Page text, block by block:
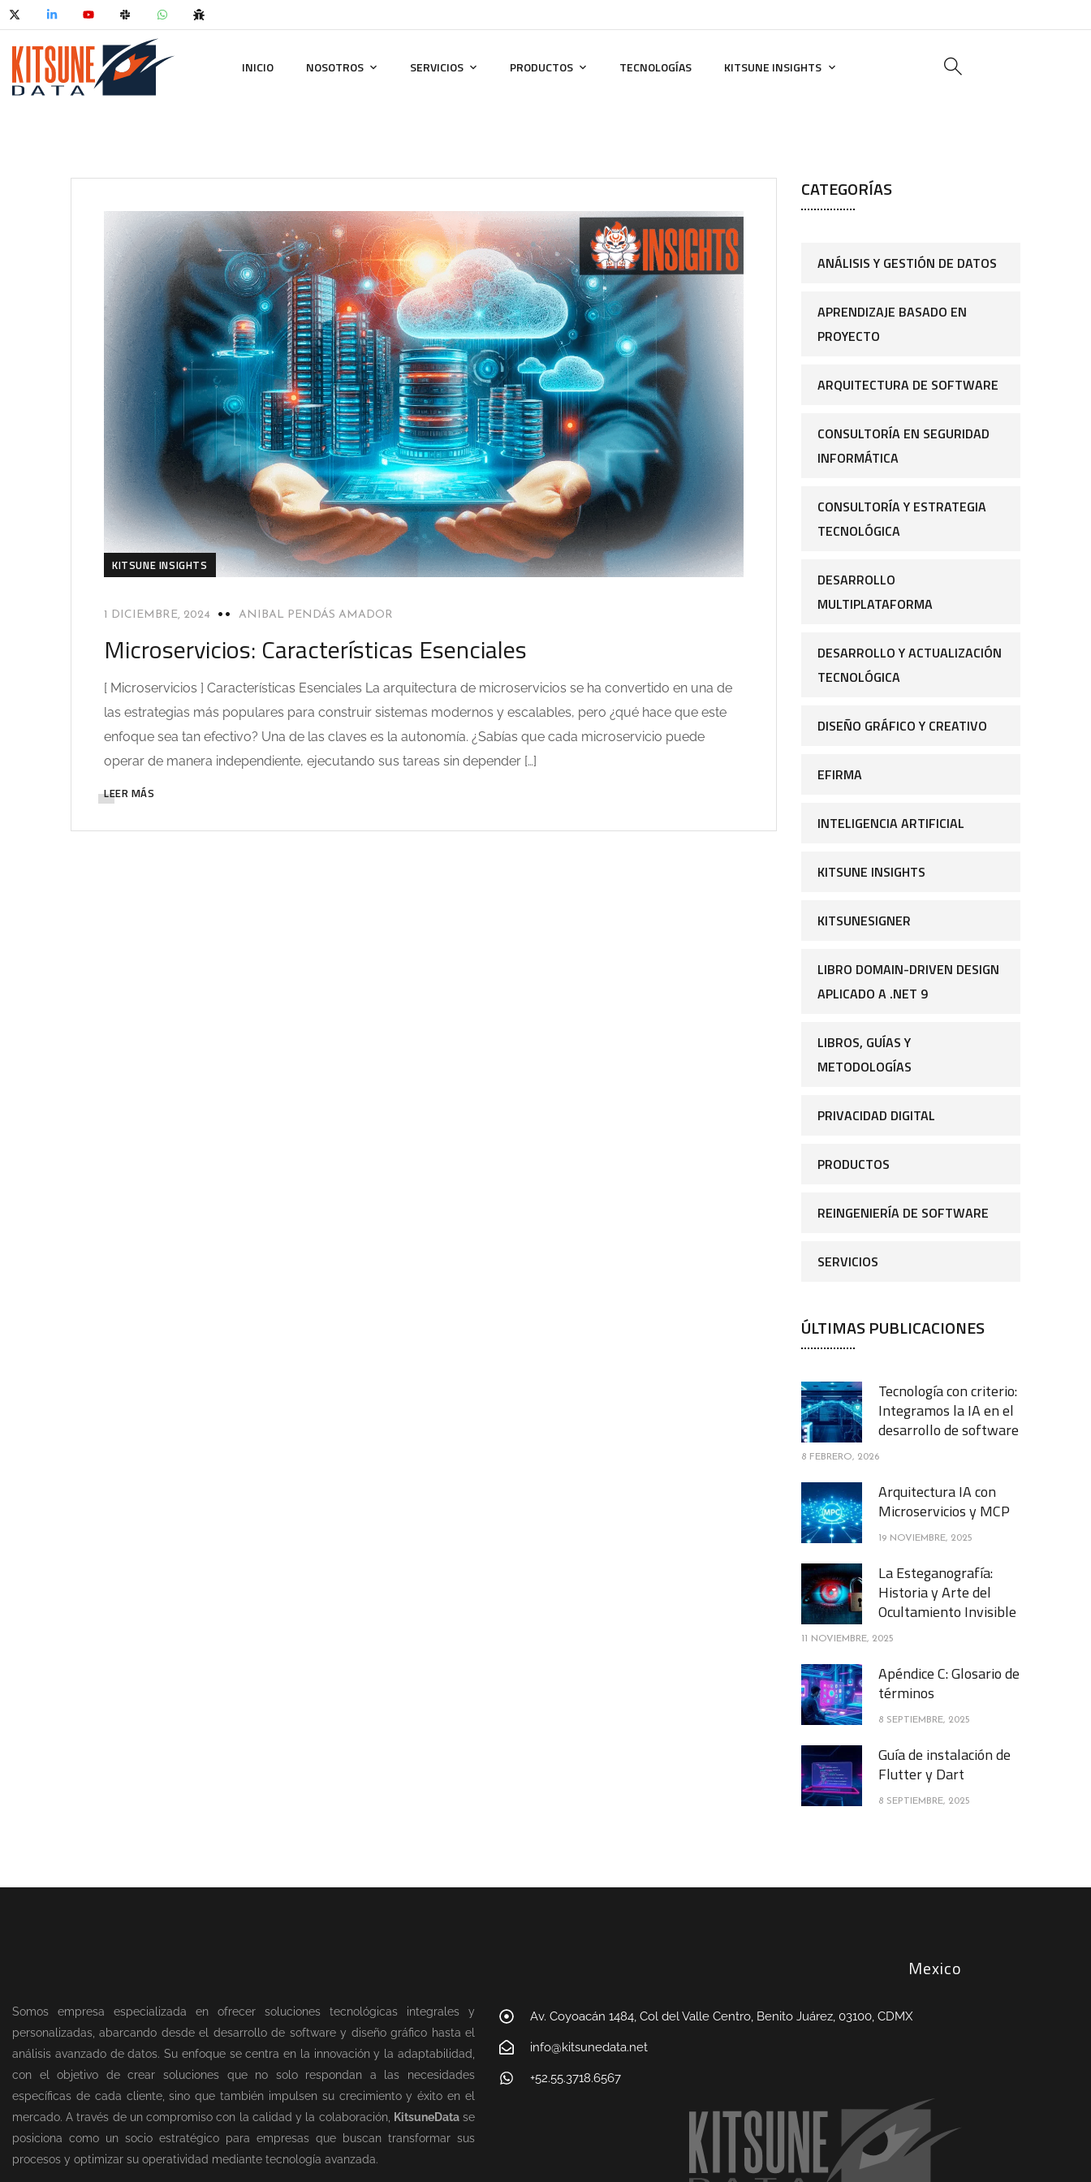
INICIO NOSOTROS SERVICIOS PRODUCTOS TECNOLOGÍAS KITSUNE INSIGHTS
KITSUNE INSIGHTS
1 DICIEMBRE, 2024 ANIBAL PENDÁS AMADOR
Microservicios: Características Esenciales
[ Microservicios ] Características Esenciales La arquitectura de microservicios se ha convertido en una de
las estrategias más populares para construir sistemas modernos y escalables, pero ¿qué hace que este
enfoque sea tan efectivo? Una de las claves es la autonomía. ¿Sabías que cada microservicio puede
operar de manera independiente, ejecutando sus tareas sin depender […]
LEER MÁS
CATEGORÍAS
ANÁLISIS Y GESTIÓN DE DATOS
APRENDIZAJE BASADO EN
PROYECTO
ARQUITECTURA DE SOFTWARE
CONSULTORÍA EN SEGURIDAD
INFORMÁTICA
CONSULTORÍA Y ESTRATEGIA
TECNOLÓGICA
DESARROLLO
MULTIPLATAFORMA
DESARROLLO Y ACTUALIZACIÓN
TECNOLÓGICA
DISEÑO GRÁFICO Y CREATIVO
EFIRMA
INTELIGENCIA ARTIFICIAL
KITSUNE INSIGHTS
KITSUNESIGNER
LIBRO DOMAIN-DRIVEN DESIGN
APLICADO A .NET 9
LIBROS, GUÍAS Y
METODOLOGÍAS
PRIVACIDAD DIGITAL
PRODUCTOS
REINGENIERÍA DE SOFTWARE
SERVICIOS
ÚLTIMAS PUBLICACIONES
Tecnología con criterio:
Integramos la IA en el
desarrollo de software
8 FEBRERO, 2026
Arquitectura IA con
Microservicios y MCP
19 NOVIEMBRE, 2025
La Esteganografía:
Historia y Arte del
Ocultamiento Invisible
11 NOVIEMBRE, 2025
Apéndice C: Glosario de
términos
8 SEPTIEMBRE, 2025
Guía de instalación de
Flutter y Dart
8 SEPTIEMBRE, 2025
Somos empresa especializada en ofrecer soluciones tecnológicas integrales y
personalizadas, abarcando desde el desarrollo de software y diseño gráfico hasta el
análisis avanzado de datos. Su enfoque se centra en la innovación y la adaptabilidad,
con el objetivo de crear soluciones que no solo respondan a las necesidades
específicas de cada cliente, sino que también impulsen su crecimiento y éxito en el
mercado. A través de un compromiso con la calidad y la colaboración, KitsuneDatase
posiciona como un socio estratégico para empresas que buscan transformar sus
procesos y optimizar su operatividad mediante tecnología avanzada.
Mexico
Av. Coyoacán 1484, Col del Valle Centro, Benito Juárez, 03100, CDMX
info@kitsunedata.net
+52.55.3718.6567